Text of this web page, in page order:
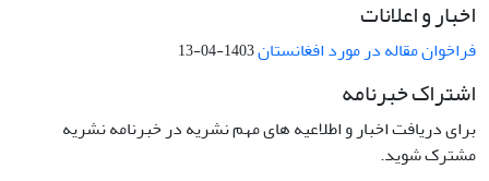
اخبار و اعلانات
فراخوان مقاله در مورد افغانستان1403-04-13
اشتراک خبرنامه
برای دریافت اخبار و اطلاعیه های مهم نشریه در خبرنامه نشریه
مشترک شوید.